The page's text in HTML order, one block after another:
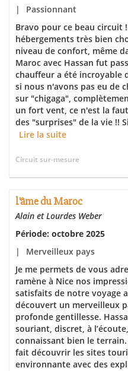
|
Passionnant
Bravo pour ce beau circuit
hébergements très bien
niveau de confort, même
Maroc avec Hassan fut
chauffeur a été incroyable
si nous n'avons pas eu de
sur "chigaga",
un fort vent, ce n'est la
des "surprises" de la vie !!
Lire la suite
Circuit sur-mesure
l'âme du Maroc
Alain et Lourdes Weber
Période: octobre 2025
|
Merveilleux pays
Je me permets de vous
ramène à Nice nos
satisfaits de notre voyage
découvert un merveilleux
profonde gentillesse.
souriant, discret, à
connaissant bien le
fait découvrir les sites
environnante avec des